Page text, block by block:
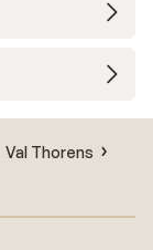
Val Thorens